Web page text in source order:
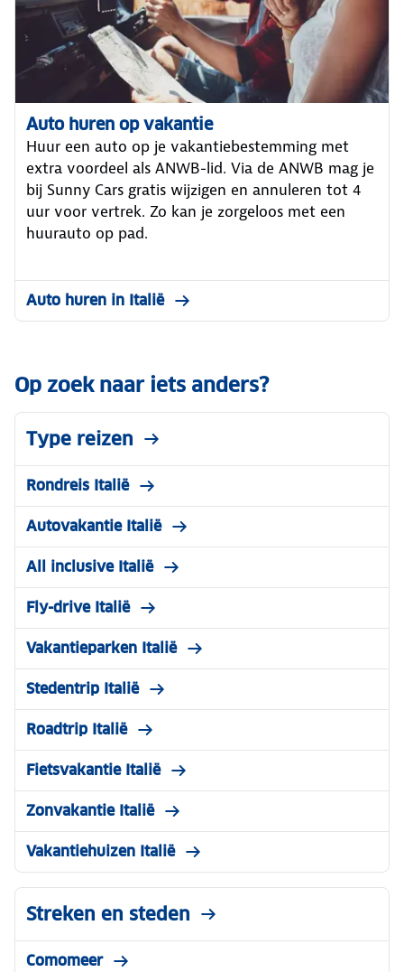
Auto huren op vakantie
Huur een auto op je vakantiebestemming met
extra voordeel als ANWB-lid. Via de ANWB mag je
bij Sunny Cars gratis wijzigen en annuleren tot 4
uur voor vertrek. Zo kan je zorgeloos met een
huurauto op pad.
Auto huren in Italië
Op zoek naar iets anders?
Type reizen
Rondreis Italië
Autovakantie Italië
All inclusive Italië
Fly-drive Italië
Vakantieparken Italië
Stedentrip Italië
Roadtrip Italië
Fietsvakantie Italië
Zonvakantie Italië
Vakantiehuizen Italië
Streken en steden
Comomeer